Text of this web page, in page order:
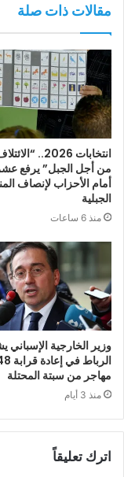
مقالات ذات صلة
انتخابات 2026..
من أجل الجبل” يرفع
أمام الأحزاب لإنصاف
الجبلية
منذ 6 ساعات
وزير الخارجية الإسباني
مهاجر من سبتة المحتلة
منذ 3 أيام
اترك تعليقاً